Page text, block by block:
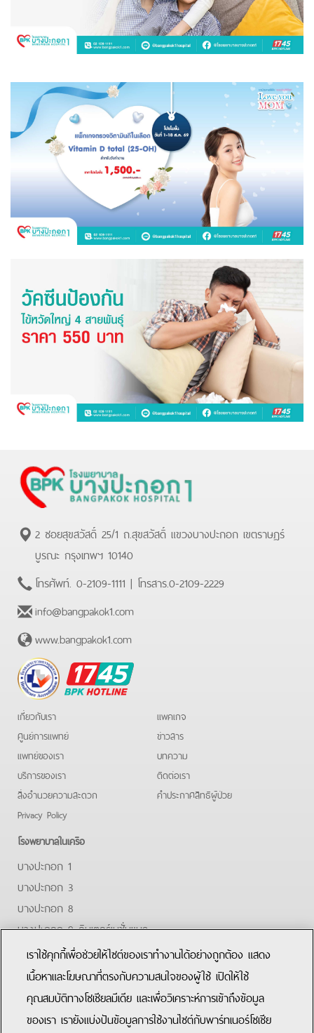
2 ซอยสุขสวัสดิ์ 25/1 ถ.สุขสวัสดิ์ แขวงบางปะกอก เขตราษฏร์
บูรณะ กรุงเทพฯ 10140
โทรศัพท์. 0-2109-1111 | โทรสาร.0-2109-2229
info@bangpakok1.com
www.bangpakok1.com
BPK
Hotline
เกี่ยวกับเรา
ศูนย์การแพทย์
แพทย์ของเรา
บริการของเรา
สิ่งอำนวยความสะดวก
Privacy Policy
แพคเกจ
ข่าวสาร
บทความ
ติดต่อเรา
คําประกาศสิทธิผู้ป่วย
โรงพยาบาลในเครือ
บางปะกอก 1
บางปะกอก 3
บางปะกอก 8
บางปะกอก 9 อินเตอร์เนชั่นแนล
ปิยะเวท
บางปะกอก-รังสิต 2
FacebookYoutubeLine
เราใช้คุกกี้เพื่อช่วยให้ไซต์ของเราทำงานได้อย่างถูกต้อง แสดง
เนื้อหาและโฆษณาที่ตรงกับความสนใจของผู้ใช้ เปิดให้ใช้
คุณสมบัติทางโซเชียลมีเดีย และเพื่อวิเคราะห์การเข้าถึงข้อมูล
ของเรา เรายังแบ่งปันข้อมูลการใช้งานไซต์กับพาร์ทเนอร์โซเชีย